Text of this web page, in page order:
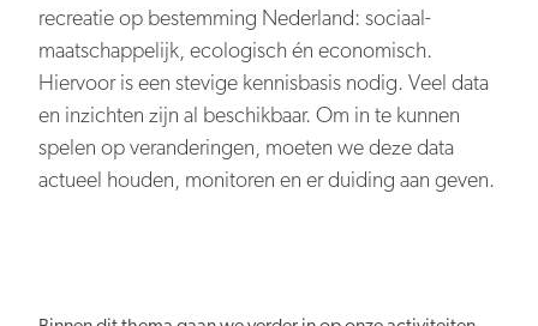
Digitale transformatie
Contact
Actuele thema’s & impact
recreatie op bestemming Nederland: sociaal-
maatschappelijk, ecologisch én economisch.
Hiervoor is een stevige kennisbasis nodig. Veel data
en inzichten zijn al beschikbaar. Om in te kunnen
spelen op veranderingen, moeten we deze data
actueel houden, monitoren en er duiding aan geven.